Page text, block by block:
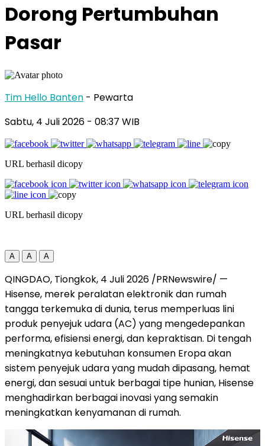
Dorong Pertumbuhan
Pasar
Tim Hello Banten - Pewarta
Sabtu, 4 Juli 2026 - 08:37 WIB
URL berhasil dicopy
URL berhasil dicopy
A A A
QINGDAO, Tiongkok, 4 Juli 2026 /PRNewswire/ —
Hisense, merek peralatan elektronik dan rumah
tangga terkemuka di dunia, terus memperluas lini
produk penyejuk udara (AC) yang mengedepankan
performa, efisiensi energi, dan kepraktisan. Di tengah
meningkatnya kebutuhan konsumen Eropa akan
sistem penyejuk udara yang mudah dipasang, hemat
energi, dan sesuai untuk berbagai tipe hunian, Hisense
menghadirkan berbagai inovasi yang semakin
meningkatkan kenyamanan di rumah.